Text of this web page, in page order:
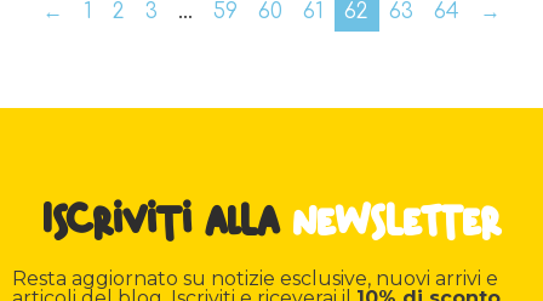
← 1 2 3 … 59 60 61 62 63 64 →
Iscriviti alla newsletter
Resta aggiornato su notizie esclusive, nuovi arrivi e